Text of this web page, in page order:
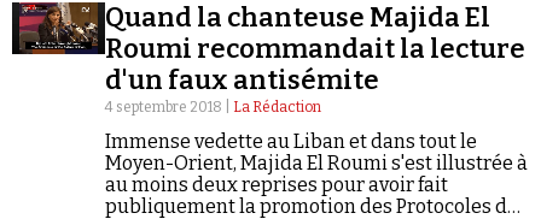
Se connecter
Quand la chanteuse Majida El
Roumi recommandait la lecture
d'un faux antisémite
4 septembre 2018 | La Rédaction
Immense vedette au Liban et dans tout le
Moyen-Orient, Majida El Roumi s'est illustrée à
au moins deux reprises pour avoir fait
publiquement la promotion des Protocoles des